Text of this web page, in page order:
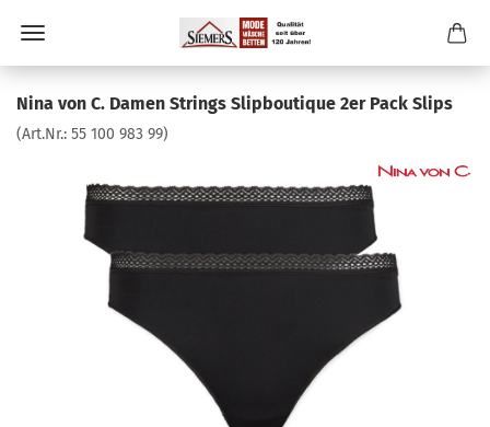
Nina von C. Damen Strings Slipboutique 2er Pack Slips
(Art.Nr.: 55 100 983 99)